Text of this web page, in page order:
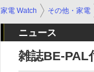
家電 Watch その他・家電
ニュース
雑誌BE-PAL